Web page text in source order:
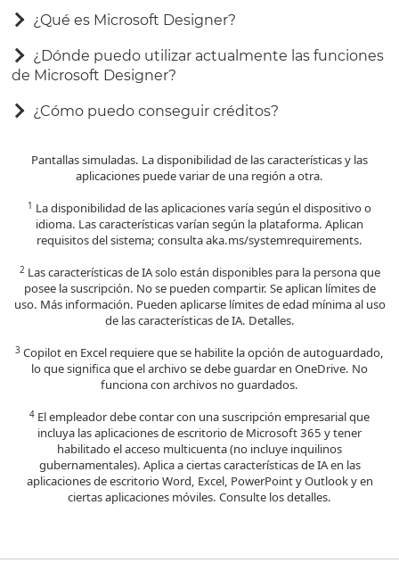
¿Qué es Microsoft Designer?
¿Dónde puedo utilizar actualmente las funciones
de Microsoft Designer?
¿Cómo puedo conseguir créditos?
Pantallas simuladas. La disponibilidad de las características y las
aplicaciones puede variar de una región a otra.
1 La disponibilidad de las aplicaciones varía según el dispositivo o
idioma. Las características varían según la plataforma. Aplican
requisitos del sistema; consulta aka.ms/systemrequirements.
2 Las características de IA solo están disponibles para la persona que
posee la suscripción. No se pueden compartir. Se aplican límites de
uso. Más información. Pueden aplicarse límites de edad mínima al uso
de las características de IA. Detalles.
3 Copilot en Excel requiere que se habilite la opción de autoguardado,
lo que significa que el archivo se debe guardar en OneDrive. No
funciona con archivos no guardados.
4 El empleador debe contar con una suscripción empresarial que
incluya las aplicaciones de escritorio de Microsoft 365 y tener
habilitado el acceso multicuenta (no incluye inquilinos
gubernamentales). Aplica a ciertas características de IA en las
aplicaciones de escritorio Word, Excel, PowerPoint y Outlook y en
ciertas aplicaciones móviles. Consulte los detalles.